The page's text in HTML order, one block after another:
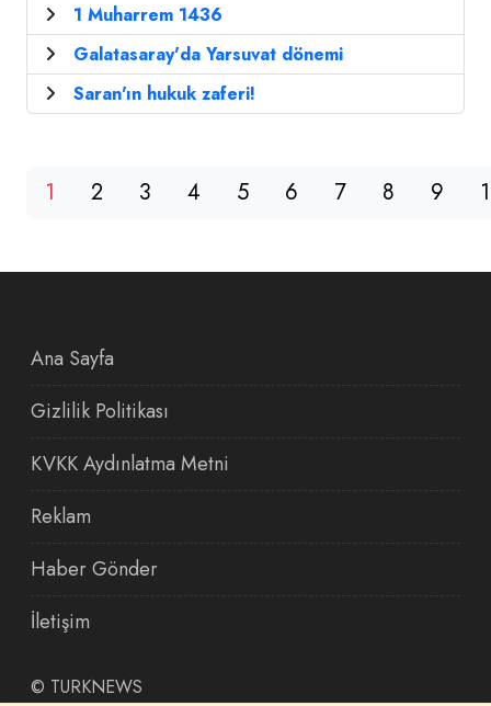
1 Muharrem 1436
Galatasaray'da Yarsuvat dönemi
Saran'ın hukuk zaferi!
1 2 3 4 5 6 7 8 9
Ana Sayfa
Gizlilik Politikası
KVKK Aydınlatma Metni
Reklam
Haber Gönder
İletişim
© TURKNEWS